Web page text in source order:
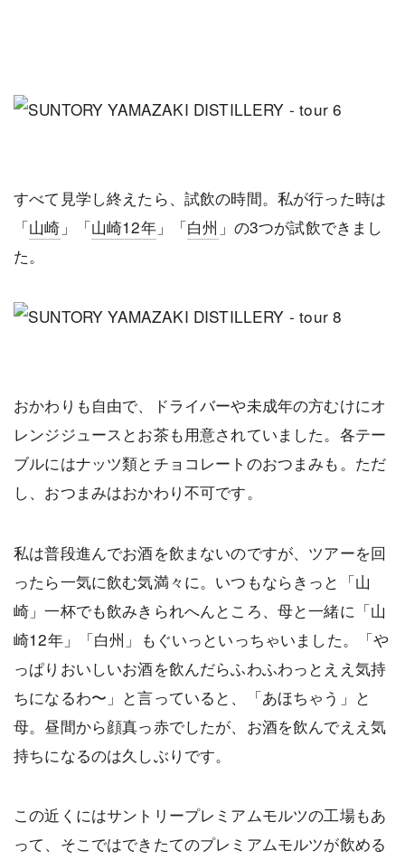
すべて見学し終えたら、試飲の時間。私が行った時は
「山崎 」「山崎12年」「白州 」の3つが試飲できまし
た。
おかわりも自由で、ドライバーや未成年の方むけにオ
レンジジュースとお茶も用意されていました。各テー
ブルにはナッツ類とチョコレートのおつまみも。ただ
し、おつまみはおかわり不可です。
私は普段進んでお酒を飲まないのですが、ツアーを回
ったら一気に飲む気満々に。いつもならきっと「山
崎」一杯でも飲みきられへんところ、母と一緒に「山
崎12年」「白州」もぐいっといっちゃいました。「や
っぱりおいしいお酒を飲んだらふわふわっとええ気持
ちになるわ〜」と言っていると、「あほちゃう」と
母。昼間から顔真っ赤でしたが、お酒を飲んでええ気
持ちになるのは久しぶりです。
この近くにはサントリープレミアムモルツの工場もあ
って、そこではできたてのプレミアムモルツが飲める